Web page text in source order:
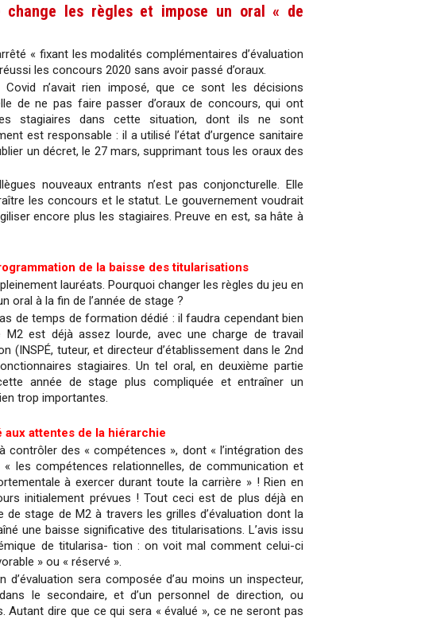
change les règles et impose un oral « de
« fixant les modalités complémentaires d’évaluation
les concours 2020 sans avoir passé d’oraux.
n’avait rien imposé, que ce sont les décisions
de ne pas faire passer d’oraux de concours, qui ont
stagiaires dans cette situation, dont ils ne sont
est responsable : il a utilisé l’état d’urgence sanitaire
un décret, le 27 mars, supprimant tous les oraux des
nouveaux entrants n’est pas conjoncturelle. Elle
les concours et le statut. Le gouvernement voudrait
encore plus les stagiaires. Preuve en est, sa hâte à
de la baisse des titularisations
lauréats. Pourquoi changer les règles du jeu en
oral à la fin de l’année de stage ?
de temps de formation dédié : il faudra cependant bien
est déjà assez lourde, avec une charge de travail
tuteur, et directeur d’établissement dans le 2nd
stagiaires. Un tel oral, en deuxième partie
année de stage plus compliquée et entraîner un
trop importantes.
attentes de la hiérarchie
contrôler des « compétences », dont « l’intégration des
les compétences relationnelles, de communication et
à exercer durant toute la carrière » ! Rien en
initialement prévues ! Tout ceci est de plus déjà en
de stage de M2 à travers les grilles d’évaluation dont la
une baisse significative des titularisations. L’avis issu
de titularisa- tion : on voit mal comment celui-ci
» ou « réservé ».
sera composée d’au moins un inspecteur,
le secondaire, et d’un personnel de direction, ou
Autant dire que ce qui sera « évalué », ce ne seront pas